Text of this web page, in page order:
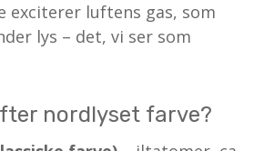
exciterer luftens gas, som
lys – det, vi ser som
nordlyset farve?